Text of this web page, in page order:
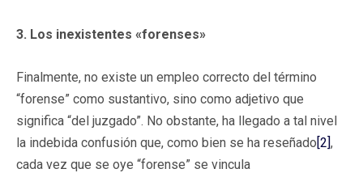
3. Los inexistentes «forenses»
Finalmente, no existe un empleo correcto del término
“forense” como sustantivo, sino como adjetivo que
significa “del juzgado”. No obstante, ha llegado a tal nivel
la indebida confusión que, como bien se ha reseñado[2],
cada vez que se oye “forense” se vincula